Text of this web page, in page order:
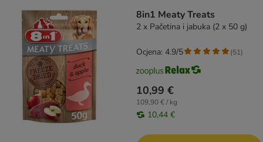
8in1 Meaty Treats
2 x Pačetina i jabuka (2 x 50 g)
10,99 €
109,90 € / kg
10,44 €
Ocjena: 4.9/5 (51)